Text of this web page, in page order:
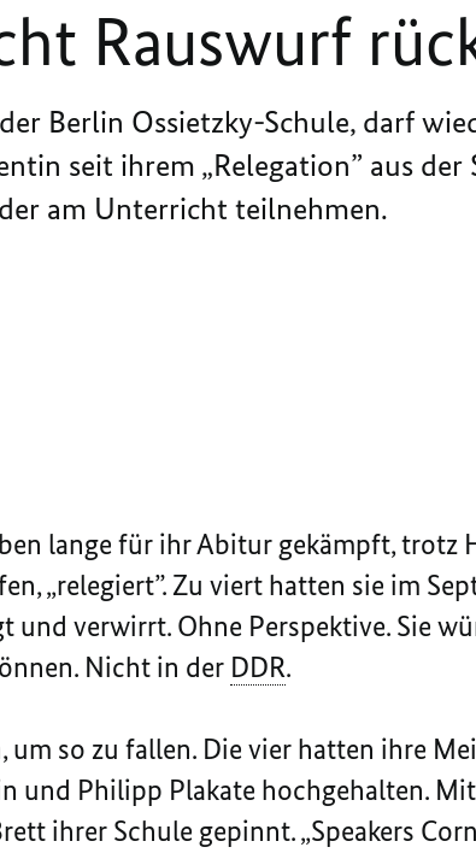
Rauswurf
Berlin Ossietzky-Schule, darf
seit ihrem „Relegation” aus der
am Unterricht teilnehmen.
lange für ihr Abitur gekämpft, trotz
„relegiert”. Zu viert hatten sie im
und verwirrt. Ohne Perspektive. Sie
Nicht in der DDR.
so zu fallen. Die vier hatten ihre
und Philipp Plakate hochgehalten.
ihrer Schule gepinnt. „Speakers